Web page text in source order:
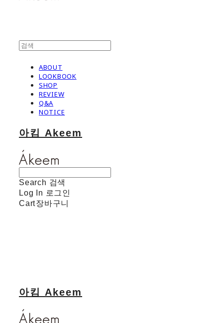
ABOUT
LOOKBOOK
SHOP
REVIEW
Q&A
NOTICE
아킴 Akeem
Search 검색
Log In 로그인
Cart장바구니
아킴 Akeem